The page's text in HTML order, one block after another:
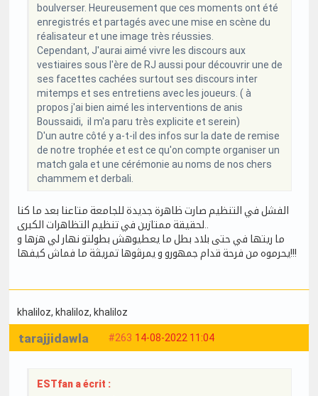
boulverser. Heureusement que ces moments ont été
enregistrés et partagés avec une mise en scène du
réalisateur et une image très réussies.
Cependant, J'aurai aimé vivre les discours aux
vestiaires sous l'ère de RJ aussi pour découvrir une de
ses facettes cachées surtout ses discours inter
mitemps et ses entretiens avec les joueurs. ( à
propos j'ai bien aimé les interventions de anis
Boussaidi, il m'a paru très explicite et serein)
D'un autre côté y a-t-il des infos sur la date de remise
de notre trophée et est ce qu'on compte organiser un
match gala et une cérémonie au noms de nos chers
chammem et derbali.
الفشل في التنظيم صارت ظاهرة جديدة للجامعة متاعنا بعد ما كنا
لحقيقة ممتازين في تنظيم التظاهرات الكبرى..
ما ريتها في حتى بلاد بطل ما يعطيوهش بطولتو نهار لي هزها و
يحرموه من فرحة قدام جمهورو و يمرڤوها تمريڤة ما فماش كيفها!!!
khaliloz, khaliloz, khaliloz
#263 14-08-2022 11:04
tarajjidawla
ESTfan a écrit :